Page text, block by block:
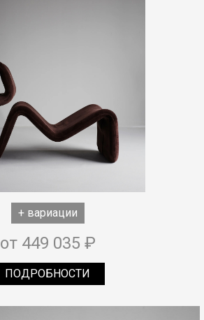
+ вариации
от 449 035 ₽
ПОДРОБНОСТИ